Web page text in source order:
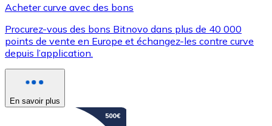
Acheter curve avec des bons
Procurez-vous des bons Bitnovo dans plus de 40 000
points de vente en Europe et échangez-les contre curve
depuis l’application.
En savoir plus